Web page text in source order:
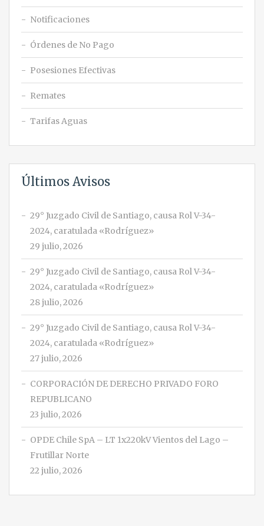
Notificaciones
Órdenes de No Pago
Posesiones Efectivas
Remates
Tarifas Aguas
Últimos Avisos
29° Juzgado Civil de Santiago, causa Rol V-34-
2024, caratulada «Rodríguez»
29 julio, 2026
29° Juzgado Civil de Santiago, causa Rol V-34-
2024, caratulada «Rodríguez»
28 julio, 2026
29° Juzgado Civil de Santiago, causa Rol V-34-
2024, caratulada «Rodríguez»
27 julio, 2026
CORPORACIÓN DE DERECHO PRIVADO FORO
REPUBLICANO
23 julio, 2026
OPDE Chile SpA – LT 1x220kV Vientos del Lago –
Frutillar Norte
22 julio, 2026